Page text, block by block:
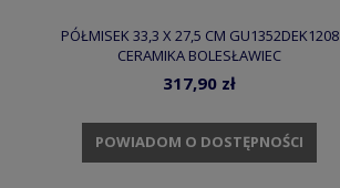
PÓŁMISEK 33,3 X 27,5 CM GU1352DEK1208
CERAMIKA BOLESŁAWIEC
317,90 zł
POWIADOM O DOSTĘPNOŚCI